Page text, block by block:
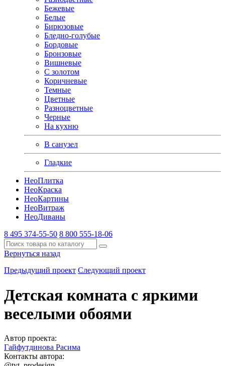
Бежевые
Белые
Бирюзовые
Бледно-голубые
Бордовые
Бронзовые
Вишневые
С золотом
Коричневые
Темные
Цветные
Разноцветные
Черные
На кухню
В санузел
Гладкие
НеоПлитка
НеоКраска
НеоКартины
НеоВитраж
НеоДиваны
8 495 374-55-50 8 800 555-18-06
Вернуться назад
Предыдущий проект Следующий проект
Детская комната с яркими
веселыми обоями
Автор проекта:
Гайфутдинова Расима
Контакты автора: